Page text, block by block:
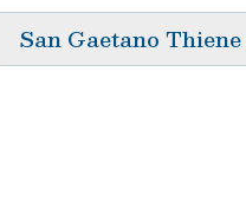
San Gaetano Thiene